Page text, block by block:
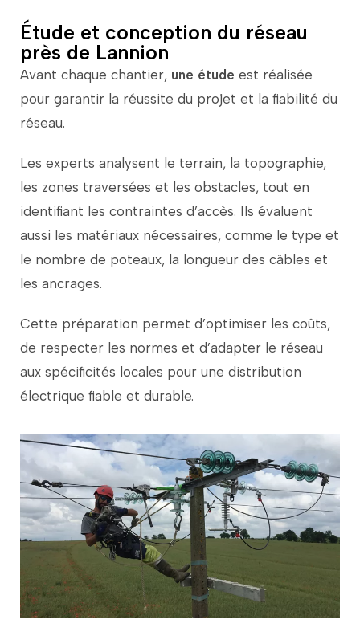
Étude et conception du réseau
près de Lannion
Avant chaque chantier, une étude est réalisée
pour garantir la réussite du projet et la fiabilité du
réseau.
Les experts analysent le terrain, la topographie,
les zones traversées et les obstacles, tout en
identifiant les contraintes d’accès. Ils évaluent
aussi les matériaux nécessaires, comme le type et
le nombre de poteaux, la longueur des câbles et
les ancrages.
Cette préparation permet d’optimiser les coûts,
de respecter les normes et d’adapter le réseau
aux spécificités locales pour une distribution
électrique fiable et durable.